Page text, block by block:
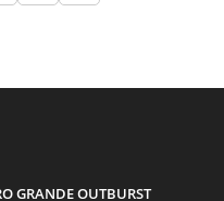
GRANDE OUTBURST